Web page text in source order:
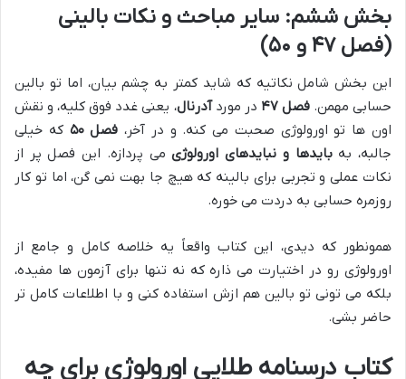
بخش ششم: سایر مباحث و نکات بالینی
(فصل ۴۷ و ۵۰)
این بخش شامل نکاتیه که شاید کمتر به چشم بیان، اما تو بالین
حسابی مهمن.فصل ۴۷ در موردآدرنال، یعنی غدد فوق کلیه، و نقش
اون ها تو اورولوژی صحبت می کنه. و در آخر، فصل ۵۰
که خیلی
جالبه، بهبایدها و نبایدهای اورولوژیمی پردازه. این فصل پر از
نکات عملی و تجربی برای بالینه که هیچ جا بهت نمی گن، اما تو کار
روزمره حسابی به دردت می خوره.
همونطور که دیدی، این کتاب واقعاً یه خلاصه کامل و جامع از
اورولوژی رو در اختیارت می ذاره که نه تنها برای آزمون ها مفیده،
بلکه می تونی تو بالین هم ازش استفاده کنی و با اطلاعات کامل تر
حاضر بشی.
کتاب درسنامه طلایی اورولوژی برای چه